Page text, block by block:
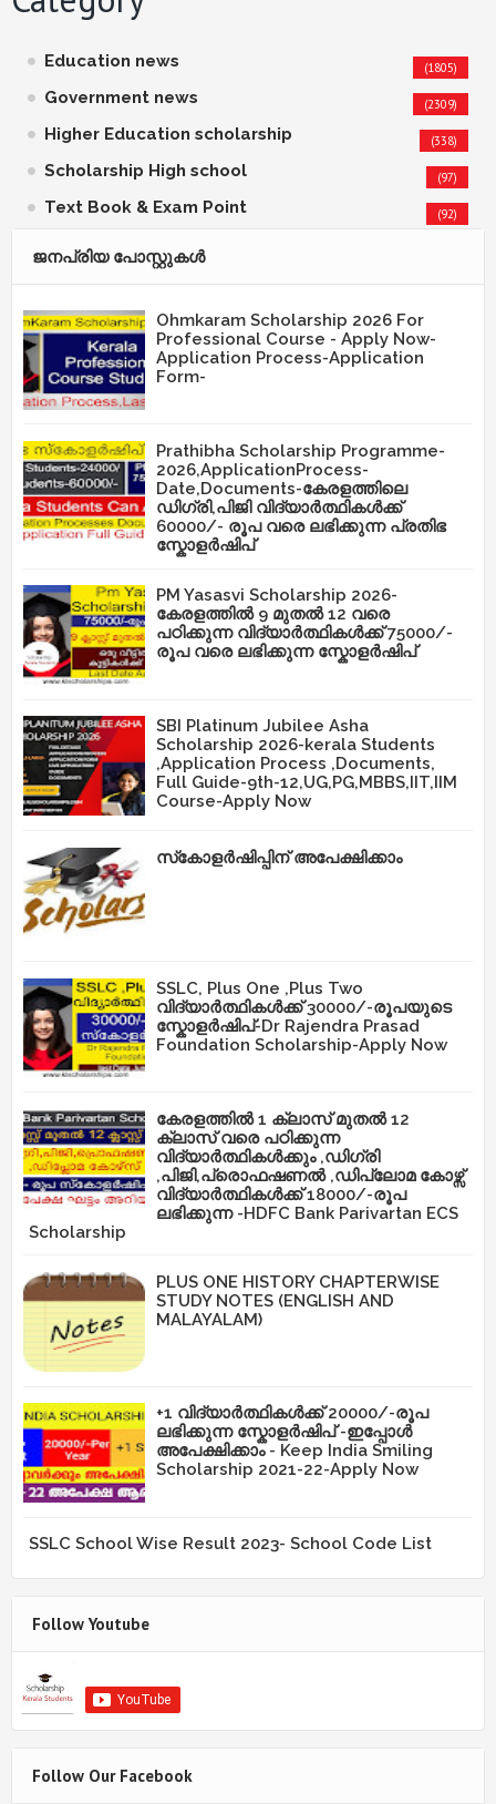
Education news (1805)
Government news (2309)
Higher Education scholarship (338)
Scholarship High school (97)
Text Book & Exam Point (92)
ജനപ്രിയ പോസ്റ്റുകള്‍‌
Ohmkaram Scholarship 2026 For
Professional Course - Apply Now-
Application Process-Application
Form-
Prathibha Scholarship Programme-
2026,ApplicationProcess-
Date,Documents-കേരളത്തിലെ
ഡിഗ്രി,പിജി വിദ്യാർത്ഥികൾക്ക്
60000/- രൂപ വരെ ലഭിക്കുന്ന പ്രതിഭ
സ്കോളർഷിപ്
PM Yasasvi Scholarship 2026-
കേരളത്തിൽ 9 മുതൽ 12 വരെ
പഠിക്കുന്ന വിദ്യാർത്ഥികൾക്ക് 75000/-
രൂപ വരെ ലഭിക്കുന്ന സ്കോളർഷിപ്
SBI Platinum Jubilee Asha
Scholarship 2026-kerala Students
,Application Process ,Documents,
Full Guide-9th-12,UG,PG,MBBS,IIT,IIM
Course-Apply Now
സ്‌കോളർഷിപ്പിന് അപേക്ഷിക്കാം
SSLC, Plus One ,Plus Two
വിദ്യാർത്ഥികൾക്ക് 30000/-രൂപയുടെ
സ്കോളർഷിപ്-Dr Rajendra Prasad
Foundation Scholarship-Apply Now
കേരളത്തിൽ 1 ക്ലാസ് മുതൽ 12
ക്ലാസ് വരെ പഠിക്കുന്ന
വിദ്യാർത്ഥികൾക്കും ,ഡിഗ്രി
,പിജി,പ്രൊഫഷണൽ ,ഡിപ്ലോമ കോഴ്സ്
വിദ്യാർത്ഥികൾക്ക് 18000/-രൂപ
ലഭിക്കുന്ന -HDFC Bank Parivartan ECS
Scholarship
PLUS ONE HISTORY CHAPTERWISE
STUDY NOTES (ENGLISH AND
MALAYALAM)
+1 വിദ്യാർത്ഥികൾക്ക് 20000/-രൂപ
ലഭിക്കുന്ന സ്കോളർഷിപ് -ഇപ്പോൾ
അപേക്ഷിക്കാം - Keep India Smiling
Scholarship 2021-22-Apply Now
SSLC School Wise Result 2023- School Code List
Follow Youtube
Follow Our Facebook